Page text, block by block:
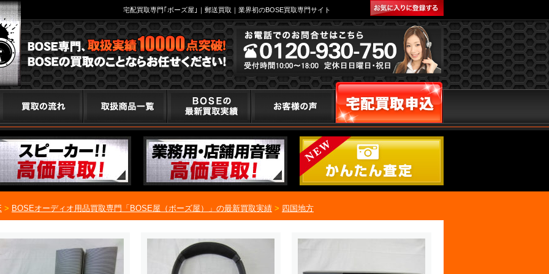
宅配買取専門｢ボーズ屋｣｜郵送買取｜業界初のBOSE買取専門サイト
> BOSEオーディオ用品買取専門「BOSE屋（ボーズ屋）」の最新買取実績 > 四国地方